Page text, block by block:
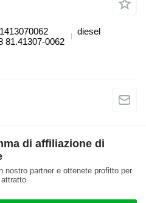
81.41307-0062
diesel
di affiliazione di
nostro partner e ottenete profitto per